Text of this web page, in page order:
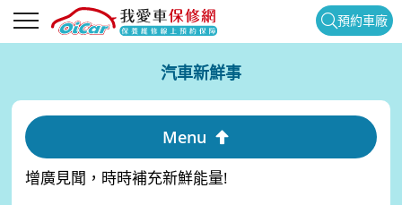
預約車廠
汽車新鮮事
Menu
增廣見聞，時時補充新鮮能量!